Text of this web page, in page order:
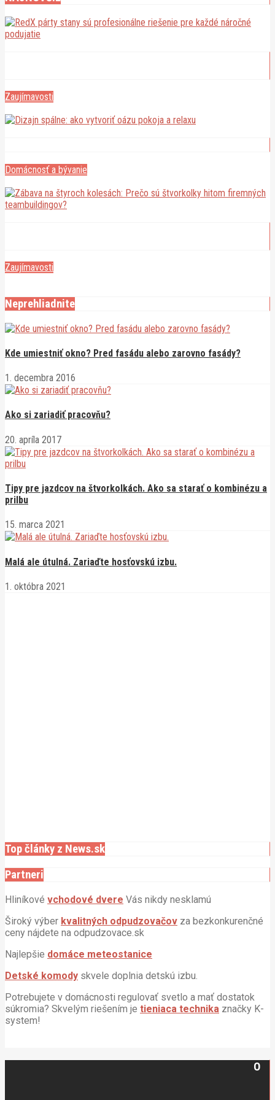
Zaujímavosti
Domácnosť a bývanie
Zaujímavosti
Neprehliadnite
Kde umiestniť okno? Pred fasádu alebo zarovno fasády?
1. decembra 2016
Ako si zariadiť pracovňu?
20. apríla 2017
Tipy pre jazdcov na štvorkolkách. Ako sa starať o kombinézu a
prilbu
15. marca 2021
Malá ale útulná. Zariaďte hosťovskú izbu.
1. októbra 2021
Top články z News.sk
Partneri
Hliníkové vchodové dvere Vás nikdy nesklamú
Široký výber kvalitných odpudzovačov za bezkonkurenčné
ceny nájdete na odpudzovace.sk
Najlepšie domáce meteostanice
Detské komody skvele doplnia detskú izbu.
Potrebujete v domácnosti regulovať svetlo a mať dostatok
súkromia? Skvelým riešením je tieniaca technika značky K-
system!
O